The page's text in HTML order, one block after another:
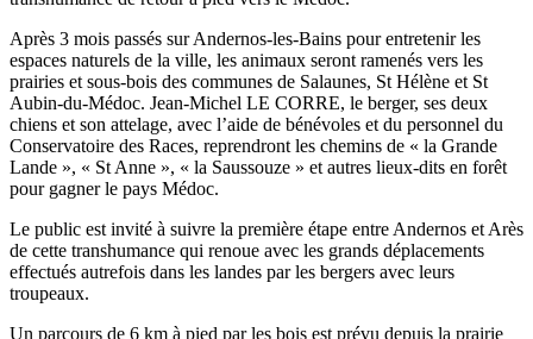
Après 3 mois passés sur Andernos-les-Bains pour entretenir les
espaces naturels de la ville, les animaux seront ramenés vers les
prairies et sous-bois des communes de Salaunes, St Hélène et St
Aubin-du-Médoc. Jean-Michel LE CORRE, le berger, ses deux
chiens et son attelage, avec l’aide de bénévoles et du personnel du
Conservatoire des Races, reprendront les chemins de « la Grande
Lande », « St Anne », « la Saussouze » et autres lieux-dits en forêt
pour gagner le pays Médoc.
Le public est invité à suivre la première étape entre Andernos et Arès
de cette transhumance qui renoue avec les grands déplacements
effectués autrefois dans les landes par les bergers avec leurs
troupeaux.
Un parcours de 6 km à pied par les bois est prévu depuis la prairie